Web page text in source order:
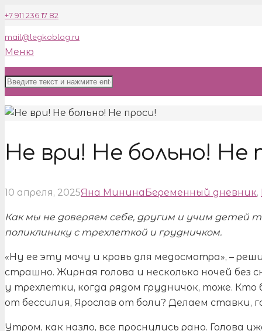
+7 911 236 17 82
mail@legkoblog.ru
Меню
Не ври! Не больно! Не
10 апреля, 2025Яна МининаБеременный дневник,
Как мы не доверяем себе, другим и учим детей
поликлинику с трехлеткой и грудничком.
«Ну ее эту мочу и кровь для медосмотра», –
страшно. Жирная голова и несколько ночей без
у трехлетки, когда рядом грудничок, тоже.
от бессилия, Ярослав от боли? Делаем ставки,
Утром, как назло, все проснулись рано. Голова